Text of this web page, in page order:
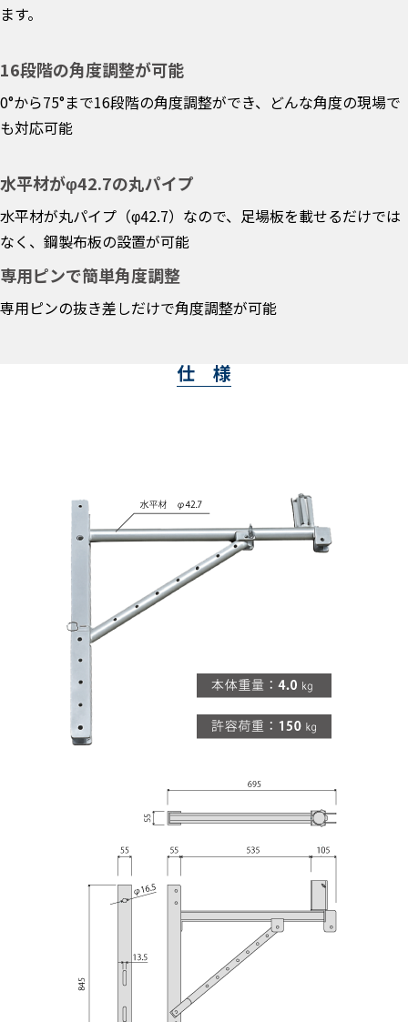
ます。
16段階の角度調整が可能
0°から75°まで16段階の角度調整ができ、どんな角度の現場で
も対応可能
水平材がφ42.7の丸パイプ
水平材が丸パイプ（φ42.7）なので、足場板を載せるだけでは
なく、鋼製布板の設置が可能
専用ピンで簡単角度調整
専用ピンの抜き差しだけで角度調整が可能
仕 様